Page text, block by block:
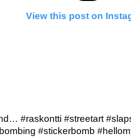
View this post on
#raskontti #streetart
#stickerbomb